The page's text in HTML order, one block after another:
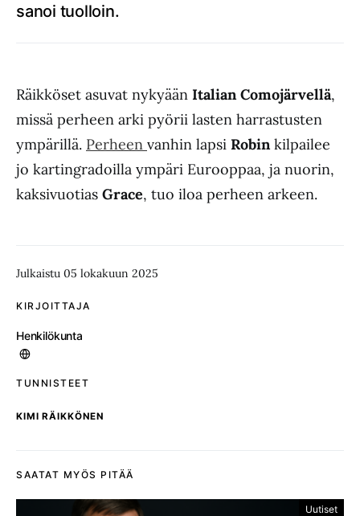
Julkaistu 05 lokakuun 2025
KIRJOITTAJA
Henkilökunta
TUNNISTEET
KIMI RÄIKKÖNEN
sanoi tuolloin.
Räikköset asuvat nykyään Italian Comojärvellä,
missä perheen arki pyörii lasten harrastusten
ympärillä. Perheen vanhin lapsi Robinkilpailee
jo kartingradoilla ympäri Eurooppaa, ja nuorin,
kaksivuotias Grace, tuo iloa perheen arkeen.
SAATAT MYÖS PITÄÄ
Uutiset